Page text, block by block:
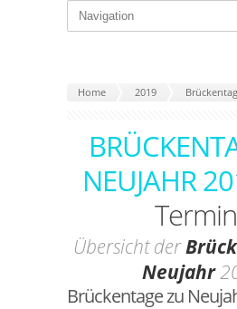
Home 2019
NEUJAHR
Übersicht der
Neujahr
Brückentage zu